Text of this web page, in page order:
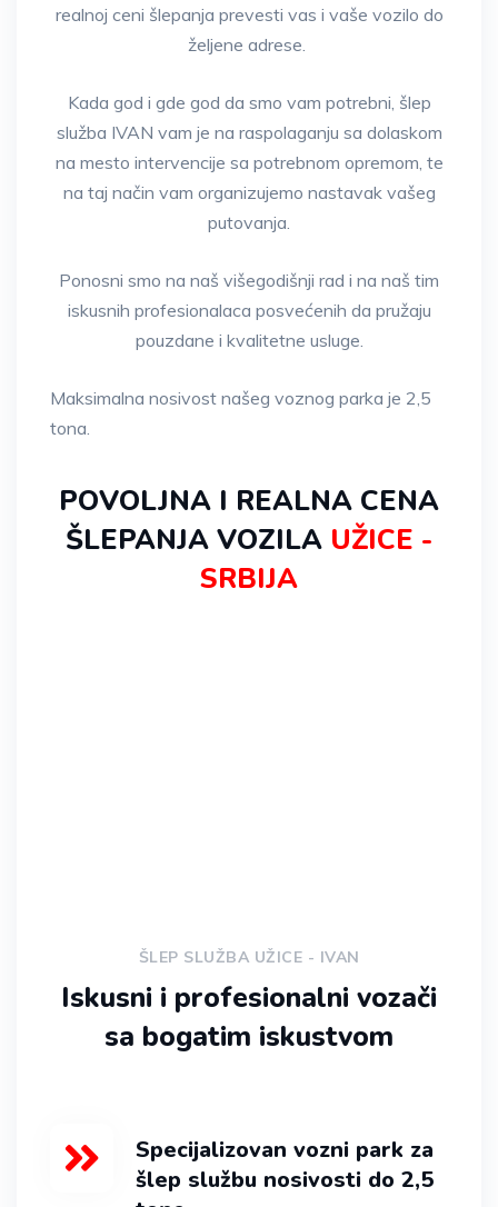
realnoj ceni šlepanja prevesti vas i vaše vozilo do
željene adrese.
Kada god i gde god da smo vam potrebni, šlep
služba IVAN vam je na raspolaganju sa dolaskom
na mesto intervencije sa potrebnom opremom, te
na taj način vam organizujemo nastavak vašeg
putovanja.
Ponosni smo na naš višegodišnji rad i na naš tim
iskusnih profesionalaca posvećenih da pružaju
pouzdane i kvalitetne usluge.
Maksimalna nosivost našeg voznog parka je 2,5
tona.
POVOLJNA I REALNA CENA
ŠLEPANJA VOZILA UŽICE -
SRBIJA
ŠLEP SLUŽBA UŽICE - IVAN
Iskusni i profesionalni vozači
sa bogatim iskustvom
Specijalizovan vozni park za
šlep službu nosivosti do 2,5